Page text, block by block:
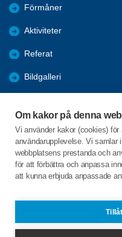
Om kakor på denna
Vi använder kakor (cookies)
användarupplevelse. Vi samlar
webbplatsens prestanda och
för att förbättra och anpassa
att kunna erbjuda anpassade
Förmåner
Aktiviteter
Referat
Bildgalleri
Engagera DIG i vår
C/o:Lennart Lööw